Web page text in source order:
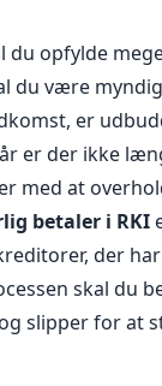
du opfylde
du være
er
år er der ikke
med at
betaler i RKI
der
skal du
slipper for at